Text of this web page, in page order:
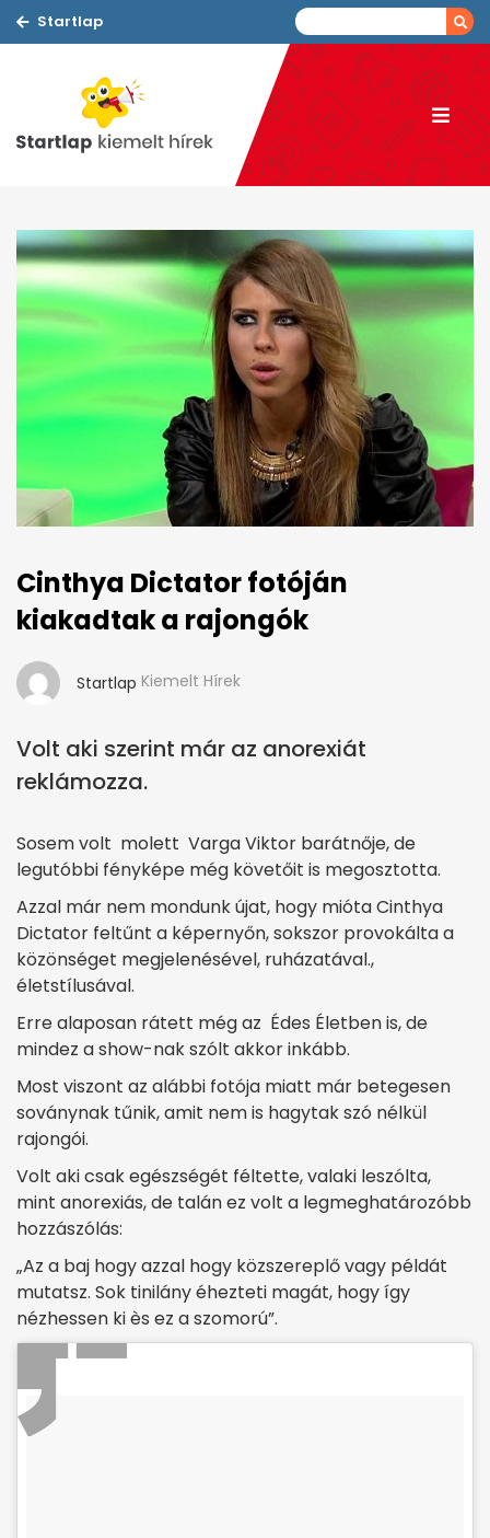
Startlap
Cinthya Dictator fotóján
kiakadtak a rajongók
Startlap Kiemelt Hírek
Volt aki szerint már az anorexiát
reklámozza.
Sosem volt molett Varga Viktor barátnője, de
legutóbbi fényképe még követőit is megosztotta.
Azzal már nem mondunk újat, hogy mióta Cinthya
Dictator feltűnt a képernyőn, sokszor provokálta a
közönséget megjelenésével, ruházatával.,
életstílusával.
Erre alaposan rátett még az Édes Életben is, de
mindez a show-nak szólt akkor inkább.
Most viszont az alábbi fotója miatt már betegesen
soványnak tűnik, amit nem is hagytak szó nélkül
rajongói.
Volt aki csak egészségét féltette, valaki leszólta,
mint anorexiás, de talán ez volt a legmeghatározóbb
hozzászólás:
„Az a baj hogy azzal hogy közszereplő vagy példát
mutatsz. Sok tinilány éhezteti magát, hogy így
nézhessen ki ès ez a szomorú”.